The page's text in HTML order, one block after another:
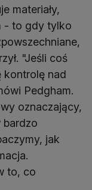
materiały,
- to gdy tylko
"Jeśli coś
kontrolę nad
Pedgham.
oznaczający,
bardzo
jak
to, co